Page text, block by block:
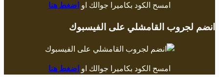
امسح الكود بكاميرا جوالك او اضغط هنا
انضم لجروب القامشلي على الفيسبوك
امسح الكود بكاميرا جوالك او اضغط هنا